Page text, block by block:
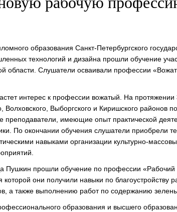
образования Санкт-Петербургского
технологий и дизайна прошли обучение
области. Слушатели осваивали профессии
интерес к профессии вожатый. На
Волховского, Выборгского и Киришского районов
преподаватели, имеющие опыт практической
По окончании обучения слушатели приобрели
навыками организации культурно-
Пушкин прошли обучение по профессии «Рабочий
которой они получили навыки по благоустройству
а также выполнению работ по содержанию
образования и высшего